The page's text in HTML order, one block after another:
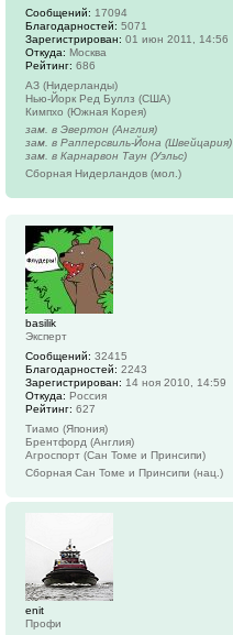
Сообщений: 17094
Благодарностей: 5071
Зарегистрирован: 01 июн 2011, 14:56
Откуда: Москва
Рейтинг: 686
АЗ (Нидерланды)
Нью-Йорк Ред Буллз (США)
Кимпхо (Южная Корея)
зам. в Эвертон (Англия)
зам. в Рапперсвиль-Йона (Швейцария)
зам. в Карнарвон Таун (Уэльс)
Сборная Нидерландов (мол.)
basilik
Эксперт
Сообщений: 32415
Благодарностей: 2243
Зарегистрирован: 14 ноя 2010, 14:59
Откуда: Россия
Рейтинг: 627
Тиамо (Япония)
Брентфорд (Англия)
Агроспорт (Сан Томе и Принсипи)
Сборная Сан Томе и Принсипи (нац.)
enit
Профи